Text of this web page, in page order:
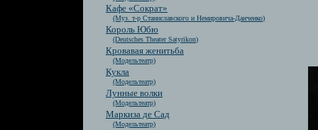
Кафе «Сократ»
(Муз. т-р Станиславского и Немировича-Данченко)
Король Юбю
(Deutsches Theater Satyrikon)
Кровавая женитьба
(Модельтеатр)
Кукла
(Модельтеатр)
Лунные волки
(Модельтеатр)
Маркиза де Сад
(Модельтеатр)